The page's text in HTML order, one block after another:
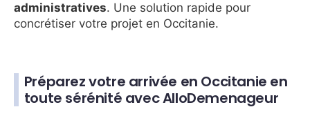
administratives. Une solution rapide pour
concrétiser votre projet en Occitanie.
Préparez votre arrivée en Occitanie en
toute sérénité avec AlloDemenageur